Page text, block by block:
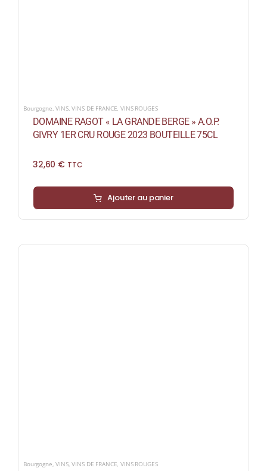
Bourgogne,VINS,VINS DE FRANCE,VINS ROUGES
DOMAINE RAGOT « LA GRANDE BERGE » A.O.P.
GIVRY 1ER CRU ROUGE 2023 BOUTEILLE 75CL
32,60 € TTC
Ajouter au panier
Bourgogne,VINS,VINS DE FRANCE,VINS ROUGES